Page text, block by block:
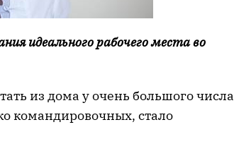
идеального рабочего места во
из дома у очень большого числа
командировочных, стало